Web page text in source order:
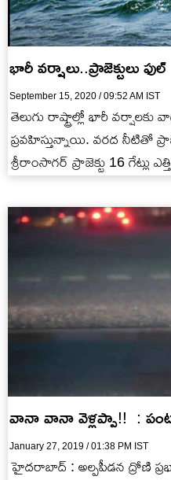
భారీ వర్షాలు..ప్రాజెక్టులు ఫుల్
September 15, 2020 / 09:52 AM IST
తెలుగు రాష్ట్రాల్లో భారీ వర్షాలకు
ప్రవహిస్తున్నాయి. వరద నీటితో
శ్రీరాంసాగర్‌ ప్రాజెక్టు 16 గేట్లు
వానా వానా వెళ్లప్పా!! :
January 27, 2019 / 01:38 PM IST
హైదరాబాద్ : అల్పపీడన ద్రోణి